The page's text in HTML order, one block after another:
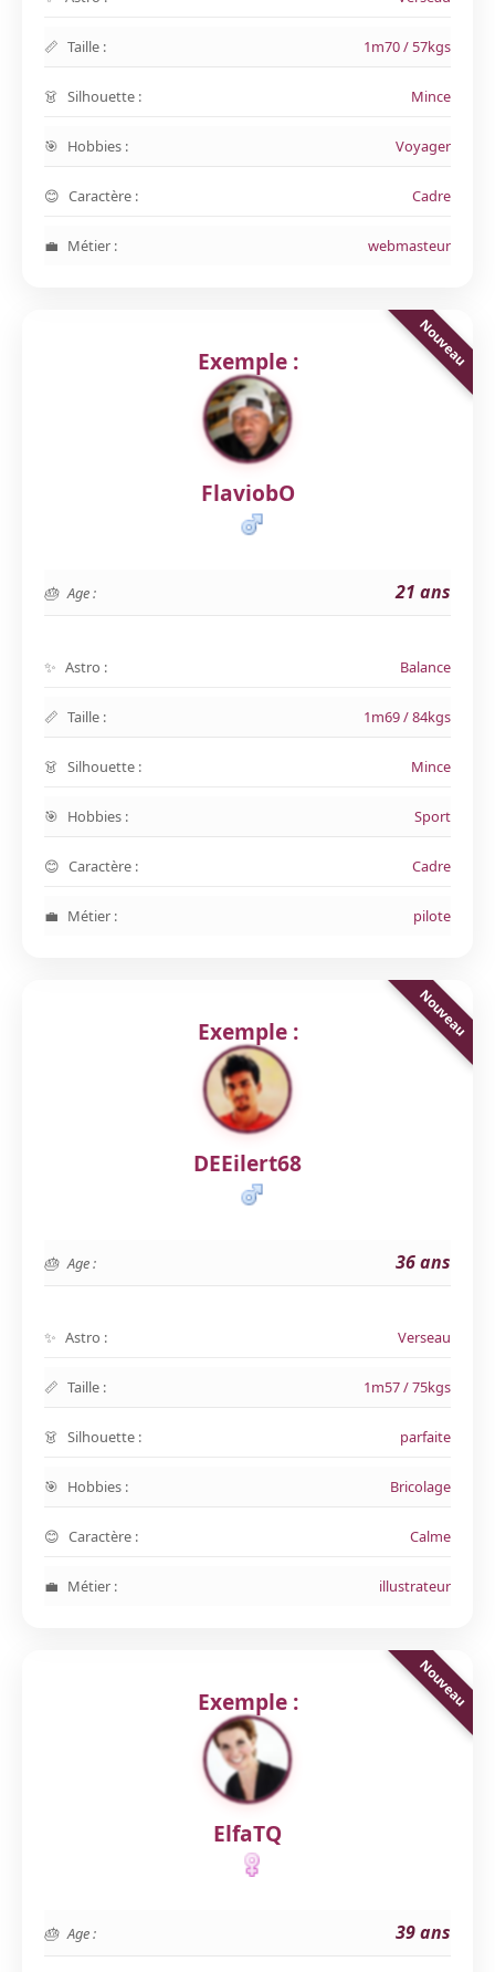
Taille : 1m70 / 57kgs
Silhouette : Mince
Hobbies : Voyager
Caractère : Cadre
Métier : webmasteur
Exemple :
FlaviobO
Age : 21 ans
Astro : Balance
Taille : 1m69 / 84kgs
Silhouette : Mince
Hobbies : Sport
Caractère : Cadre
Métier : pilote
Exemple :
DEEilert68
Age : 36 ans
Astro : Verseau
Taille : 1m57 / 75kgs
Silhouette : parfaite
Hobbies : Bricolage
Caractère : Calme
Métier : illustrateur
Exemple :
ElfaTQ
Age : 39 ans